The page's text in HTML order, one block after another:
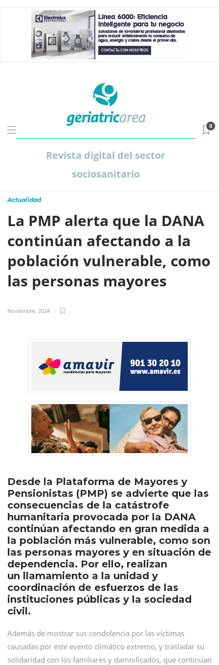
Revista digital del sector
sociosanitario
0
Actualidad
La PMP alerta que la DANA
continúan afectando a la
población vulnerable, como
las personas mayores
Noviembre, 2024
Desde la Plataforma de Mayores y
Pensionistas (PMP) se advierte que las
consecuencias de la catástrofe
humanitaria provocada por la DANA
continúan afectando en gran medida a
la población más vulnerable, como son
las personas mayores y en situación de
dependencia. Por ello, realizan
un llamamiento a la unidad y
coordinación de esfuerzos de las
instituciones públicas y la sociedad
civil.
Además de mostrar sus condolencia por las víctimas
causadas por este evento climático extremo, y trasladar su
solidaridad con los familiares y damnificados, que continúan